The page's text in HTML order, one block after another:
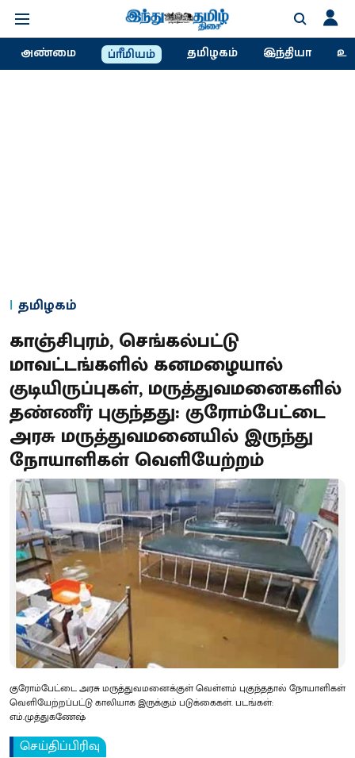
அண்மை ப்ரீமியம் தமிழகம் இந்தியா
தமிழகம்
காஞ்சிபுரம், செங்கல்பட்டு
மாவட்டங்களில் கனமழையால்
குடியிருப்புகள், மருத்துவமனைகளில்
தண்ணீர் புகுந்தது: குரோம்பேட்டை
அரசு மருத்துவமனையில் இருந்து
நோயாளிகள் வெளியேற்றம்
குரோம்பேட்டை அரசு மருத்துவமனைக்குள் வெள்ளம் புகுந்ததால் நோயாளிகள்
வெளியேற்றப்பட்டு காலியாக இருக்கும் படுக்கைகள். படங்கள்:
எம்.முத்துகணேஷ்
செய்திப்பிரிவு